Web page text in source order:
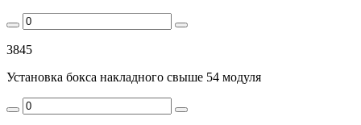
3845
Установка бокса накладного свыше 54 модуля